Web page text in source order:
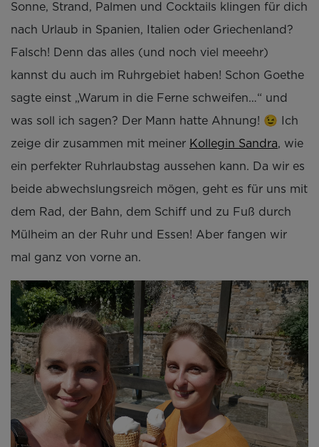
Sonne, Strand, Palmen und Cocktails klingen für dich
nach Urlaub in Spanien, Italien oder Griechenland?
Falsch! Denn das alles (und noch viel meeehr)
kannst du auch im Ruhrgebiet haben! Schon Goethe
sagte einst „Warum in die Ferne schweifen…“ und
was soll ich sagen? Der Mann hatte Ahnung! 😉 Ich
zeige dir zusammen mit meiner Kollegin Sandra, wie
ein perfekter Ruhrlaubstag aussehen kann. Da wir es
beide abwechslungsreich mögen, geht es für uns mit
dem Rad, der Bahn, dem Schiff und zu Fuß durch
Mülheim an der Ruhr und Essen! Aber fangen wir
mal ganz von vorne an.